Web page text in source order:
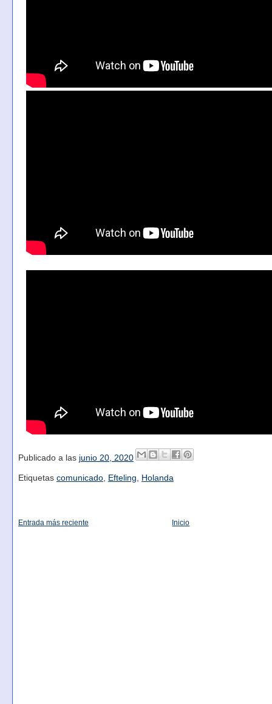
Publicado a las junio 20, 2020
Etiquetas comunicado, Efteling Holanda
Entrada más reciente Inicio